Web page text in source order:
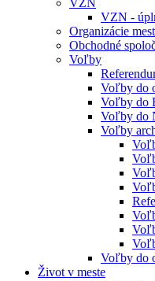
VZN
VZN -
Organizácie
Obchodné
Voľby
Voľby do
Voľby do
Voľby do
Voľby
Voľby do
Život v meste